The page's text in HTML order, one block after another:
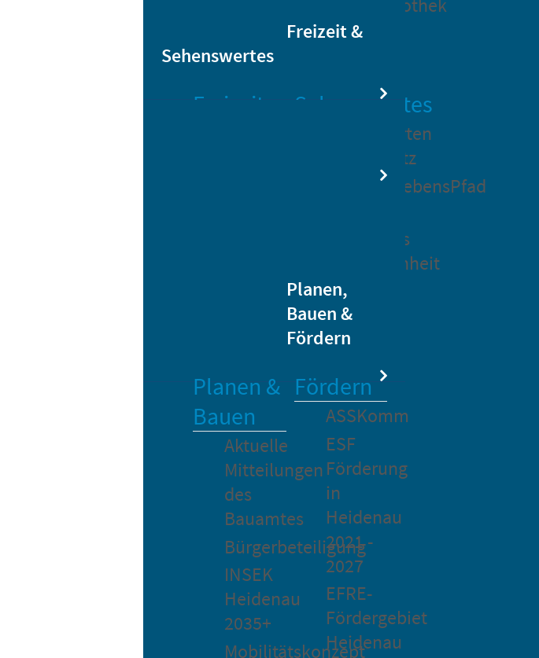
Bikesharing
Stadtbibliothek
Freizeit &
Sehenswertes
Freizeit
Heidenauer
Musiknacht
Sehenswertes
Barockgarten
Großsedlitz
MärchenLebensPfad
Heidenaus
Vergangenheit
Planen,
Bauen &
Fördern
Planen &
Bauen
Aktuelle
Mitteilungen
des
Bauamtes
Bürgerbeteiligung
INSEK
Heidenau
2035+
Mobilitätskonzept
Fördern
ASSKomm
ESF
Förderung
in
Heidenau
2021 -
2027
EFRE-
Fördergebiet
Heidenau